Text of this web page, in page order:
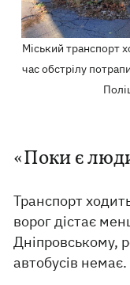
Міський транспорт
час обстрілу
«Поки є
Транспорт
ворог дістає
Дніпровському,
автобусів